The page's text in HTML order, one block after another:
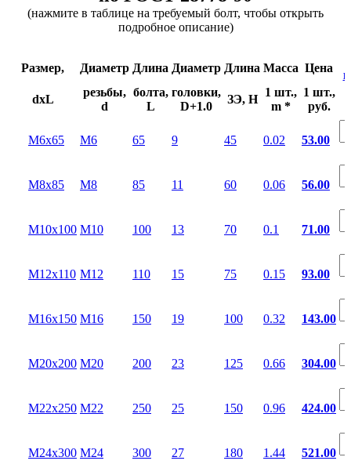
(нажмите в таблице на требуемый болт, чтобы открыть
подробное описание)
Размер, Диаметр Длина Диаметр Длина Масса Цена
dxL
резьбы,
d
болта,
L
головки,
D+1.0
ЗЭ, H
1 шт.,
m *
1 шт.,
руб.
M6x65 М6 65 9 45 0.02 53.00
M8x85 М8 85 11 60 0.06 56.00
M10x100 М10 100 13 70 0.1 71.00
M12x110 М12 110 15 75 0.15 93.00
M16x150 М16 150 19 100 0.32 143.00
M20x200 М20 200 23 125 0.66 304.00
M22x250 М22 250 25 150 0.96 424.00
M24x300 М24 300 27 180 1.44 521.00